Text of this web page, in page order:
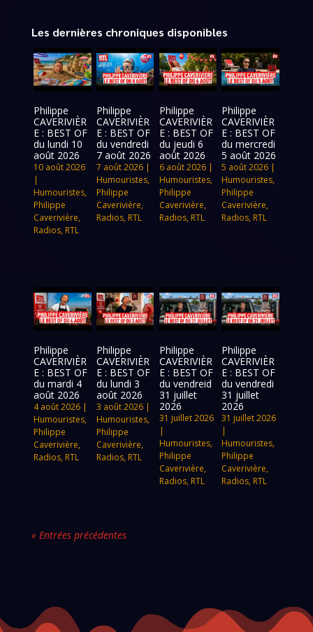
Les dernières chroniques disponibles
Philippe
CAVERIVIÈR
E : BEST OF
du lundi 10
août 2026
10 août 2026
|
Humouristes,
Philippe
Caverivière,
Radios, RTL
Philippe
CAVERIVIÈR
E : BEST OF
du vendredi
7 août 2026
7 août 2026|
Humouristes,
Philippe
Caverivière,
Radios, RTL
Philippe
CAVERIVIÈR
E : BEST OF
du jeudi 6
août 2026
6 août 2026|
Humouristes,
Philippe
Caverivière,
Radios, RTL
Philippe
CAVERIVIÈR
E : BEST OF
du mercredi
5 août 2026
5 août 2026 |
Humouristes,
Philippe
Caverivière,
Radios, RTL
Philippe
CAVERIVIÈR
E : BEST OF
du mardi 4
août 2026
4 août 2026 |
Humouristes,
Philippe
Caverivière,
Radios, RTL
Philippe
CAVERIVIÈR
E : BEST OF
du lundi 3
août 2026
3 août 2026|
Humouristes,
Philippe
Caverivière,
Radios, RTL
Philippe
CAVERIVIÈR
E : BEST OF
du vendreid
31 juillet
2026
31 juillet 2026
|
Humouristes,
Philippe
Caverivière,
Radios, RTL
Philippe
CAVERIVIÈR
E : BEST OF
du vendredi
31 juillet
2026
31 juillet 2026
|
Humouristes,
Philippe
Caverivière,
Radios, RTL
« Entrées précédentes